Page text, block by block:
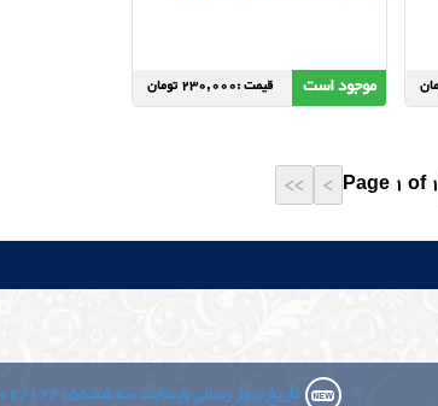
موجود است قیمت :230,000 تومان
Page 1 of 1
تاریخ بروز رسانی وبسایت سه شنبه1402/12/15